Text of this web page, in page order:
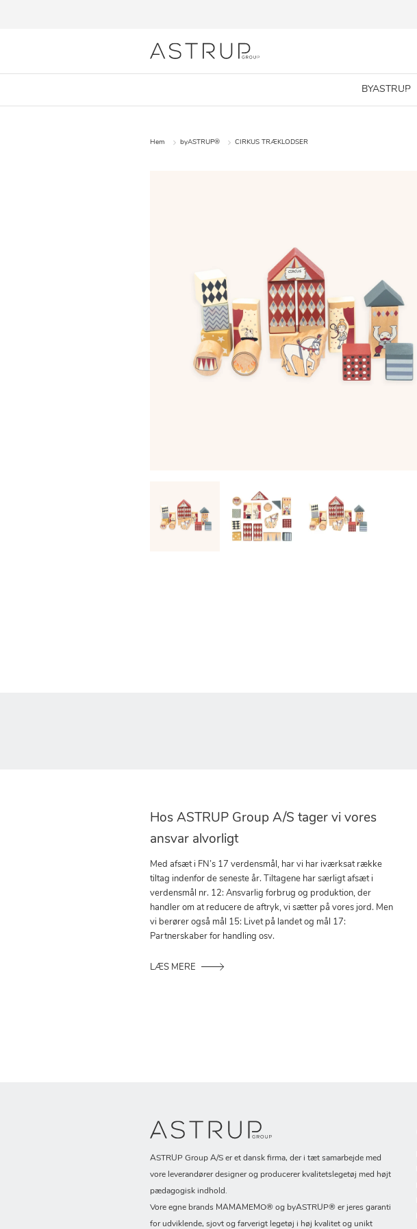
BYASTRUP
Hem byASTRUP® CIRKUS TRÆKLODSER
Hos ASTRUP Group A/S tager vi vores
ansvar alvorligt
Med afsæt i FN’s 17 verdensmål, har vi har iværksat række
tiltag indenfor de seneste år. Tiltagene har særligt afsæt i
verdensmål nr. 12: Ansvarlig forbrug og produktion, der
handler om at reducere de aftryk, vi sætter på vores jord. Men
vi berører også mål 15: Livet på landet og mål 17:
Partnerskaber for handling osv.
LÆS MERE
ASTRUP Group A/S er et dansk firma, der i tæt samarbejde med
vore leverandører designer og producerer kvalitetslegetøj med højt
pædagogisk indhold.
Vore egne brands MAMAMEMO® og byASTRUP® er jeres garanti
for udviklende, sjovt og farverigt legetøj i høj kvalitet og unikt